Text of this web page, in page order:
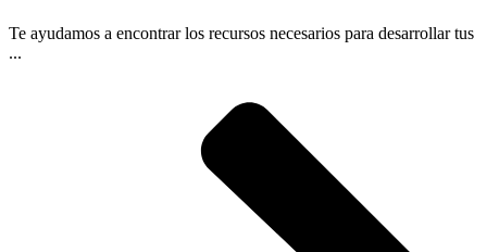
Te ayudamos a encontrar los recursos necesarios para desarrollar tus
...